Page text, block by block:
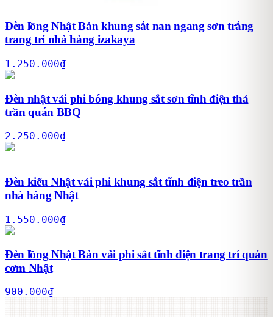
Đèn lồng Nhật Bản khung sắt nan ngang sơn trắng
trang trí nhà hàng izakaya
1.250.000₫
Đèn nhật vải phi bóng khung sắt sơn tĩnh điện thả
trần quán BBQ
2.250.000₫
Đèn kiểu Nhật vải phi khung sắt tĩnh điện treo trần
nhà hàng Nhật
1.550.000₫
Đèn lồng Nhật Bản vải phi sắt tĩnh điện trang trí quán
cơm Nhật
900.000₫